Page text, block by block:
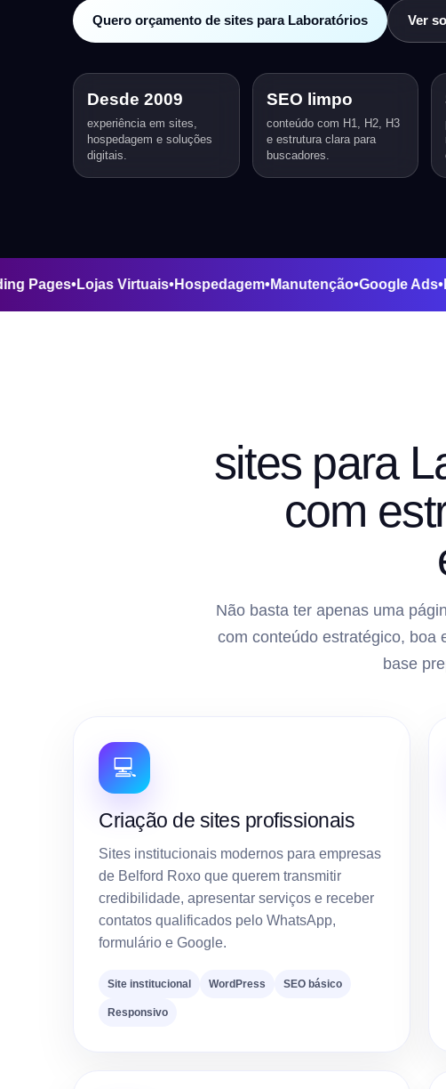
Quero orçamento de sites para Laboratórios Ver
Desde 2009
experiência em sites,
hospedagem e soluções
digitais.
SEO limpo
conteúdo com H1, H2, H3
e estrutura clara para
buscadores.
•Landing Pages •Lojas Virtuais•Hospedagem•Manutenção •
sites para
com
Não basta ter apenas uma
com conteúdo estratégico, boa
base
💻
Criação de sites profissionais
Sites institucionais modernos para empresas
de Belford Roxo que querem transmitir
credibilidade, apresentar serviços e receber
contatos qualificados pelo WhatsApp,
formulário e Google.
Site institucional WordPress SEO básico
Responsivo